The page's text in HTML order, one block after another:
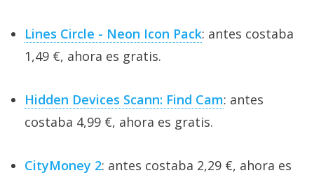
Lines Circle - Neon Icon Pack: antes costaba
1,49 €, ahora es gratis.
Hidden Devices Scann: Find Cam: antes
costaba 4,99 €, ahora es gratis.
CityMoney 2: antes costaba 2,29 €, ahora es